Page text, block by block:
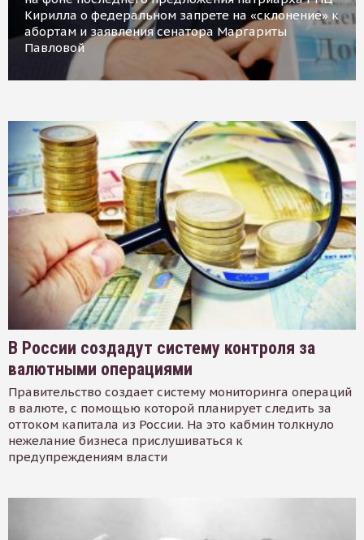
Кирилла о федеральном запрете на «склонение» к
абортам и заявления сенатора Маргариты
Павловой
В России создадут систему контроля за
валютными операциями
Правительство создает систему мониторинга операций
в валюте, с помощью которой планирует следить за
оттоком капитала из России. На это кабмин толкнуло
нежелание бизнеса прислушиваться к
предупреждениям власти